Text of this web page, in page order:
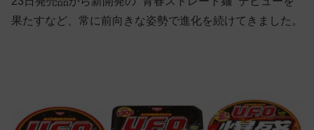
果たすなど、常に前向きな姿勢で進化を続けてきました。